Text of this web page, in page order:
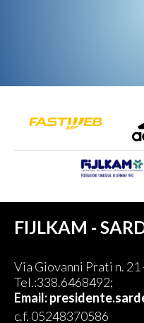
FIJLKAM -
Via Giovanni Prati n. 21
Tel.:338.6468492;
Email:
c.f. 05248370586